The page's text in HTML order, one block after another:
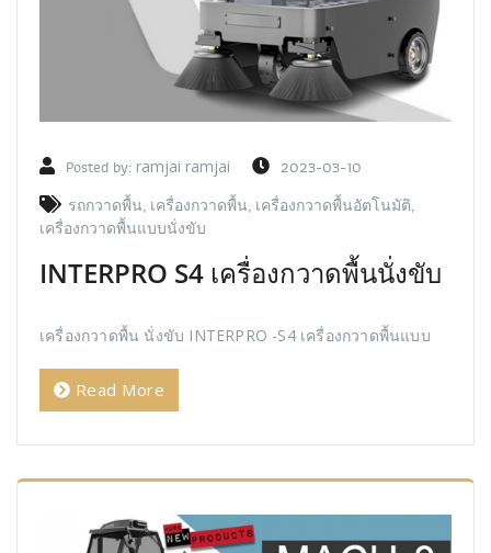
Posted by: ramjai ramjai 2023-03-10
รถกวาดพื้น, เครื่องกวาดพื้น, เครื่องกวาดพื้นอัตโนมัติ,
เครื่องกวาดพื้นแบบนั่งขับ
INTERPRO S4 เครื่องกวาดพื้นนั่งขับ
เครื่องกวาดพื้น นั่งขับ INTERPRO -S4 เครื่องกวาดพื้นแบบ
Read More